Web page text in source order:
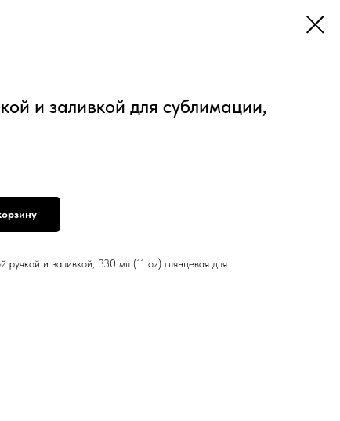
и заливкой для сублимации,
ручкой и заливкой, 330 мл (11 oz) глянцевая для